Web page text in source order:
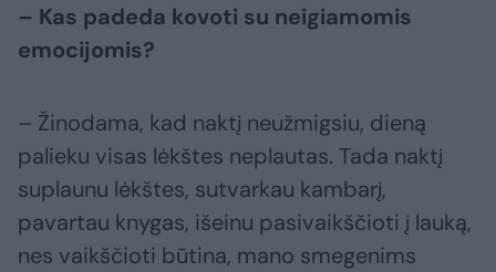
– Kas padeda kovoti su neigiamomis
emocijomis?
– Žinodama, kad naktį neužmigsiu, dieną
palieku visas lėkštes neplautas. Tada naktį
suplaunu lėkštes, sutvarkau kambarį,
pavartau knygas, išeinu pasivaikščioti į lauką,
nes vaikščioti būtina, mano smegenims